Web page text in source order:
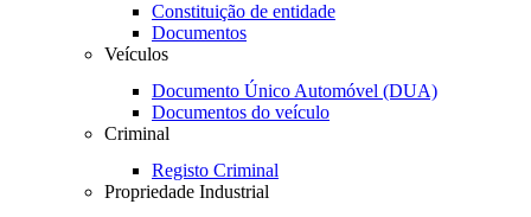
Constituição de entidade
Documentos
Veículos
Documento Único Automóvel (DUA)
Documentos do veículo
Criminal
Registo Criminal
Propriedade Industrial